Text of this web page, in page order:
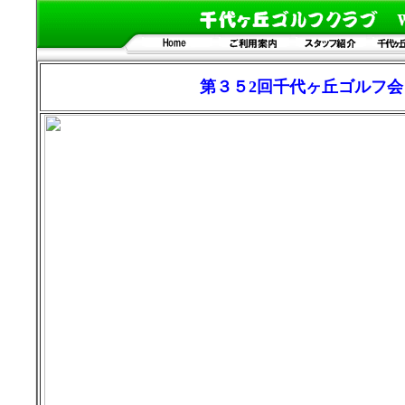
第３５2回千代ヶ丘ゴルフ